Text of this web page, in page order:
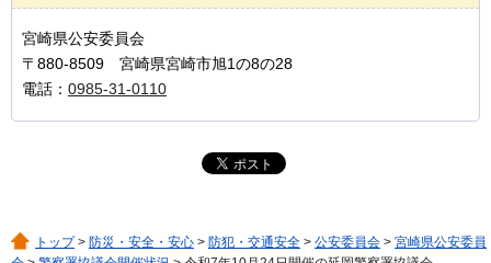
宮崎県公安委員会
〒880-8509 宮崎県宮崎市旭1の8の28
電話： 0985-31-0110
トップ> 防災・安全・安心 > 防犯・交通安全 > 公安委員会 > 宮崎県公安委員